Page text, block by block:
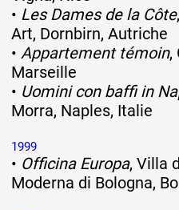
• Les Dames de la Côte
Art, Dornbirn, Autriche
• Appartement témoin,
Marseille
• Uomini con baffi in
Morra, Naples, Italie
1999
• Officina Europa, Villa
Moderna di Bologna,